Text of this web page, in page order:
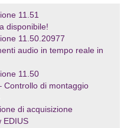
11.51
disponibile!
11.50.20977
audio in tempo reale in
11.50
Controllo di montaggio
di acquisizione
EDIUS